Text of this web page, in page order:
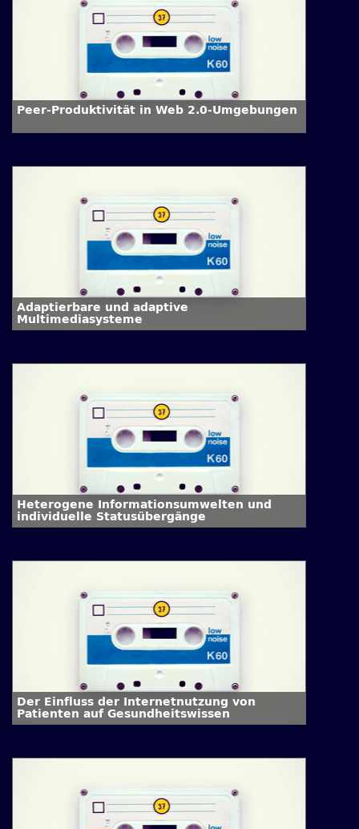
Peer-Produktivität in Web 2.0-Umgebungen
Adaptierbare und adaptive
Multimediasysteme
Heterogene Informationsumwelten und
individuelle Statusübergänge
Der Einfluss der Internetnutzung von
Patienten auf Gesundheitswissen